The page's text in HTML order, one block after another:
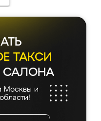
ТАКСИ
САЛОНА
Москвы и